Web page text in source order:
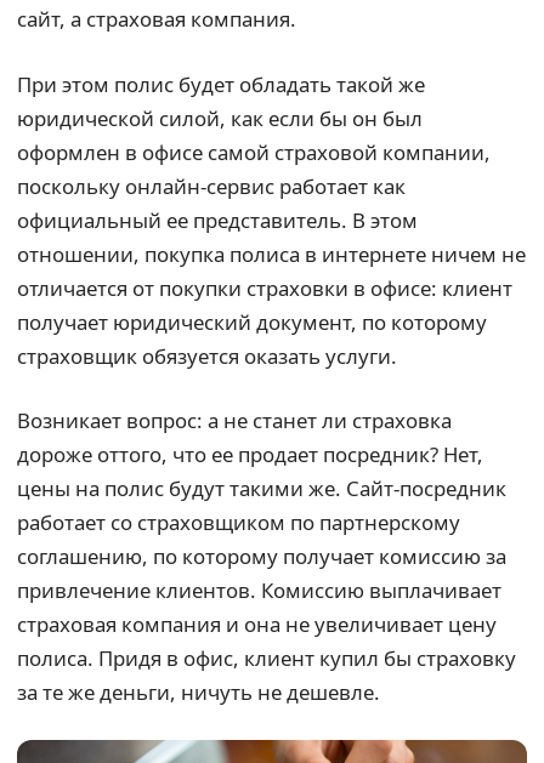
сайт, а страховая компания.
При этом полис будет обладать такой же
юридической силой, как если бы он был
оформлен в офисе самой страховой компании,
поскольку онлайн-сервис работает как
официальный ее представитель. В этом
отношении, покупка полиса в интернете ничем не
отличается от покупки страховки в офисе: клиент
получает юридический документ, по которому
страховщик обязуется оказать услуги.
Возникает вопрос: а не станет ли страховка
дороже оттого, что ее продает посредник? Нет,
цены на полис будут такими же. Сайт-посредник
работает со страховщиком по партнерскому
соглашению, по которому получает комиссию за
привлечение клиентов. Комиссию выплачивает
страховая компания и она не увеличивает цену
полиса. Придя в офис, клиент купил бы страховку
за те же деньги, ничуть не дешевле.